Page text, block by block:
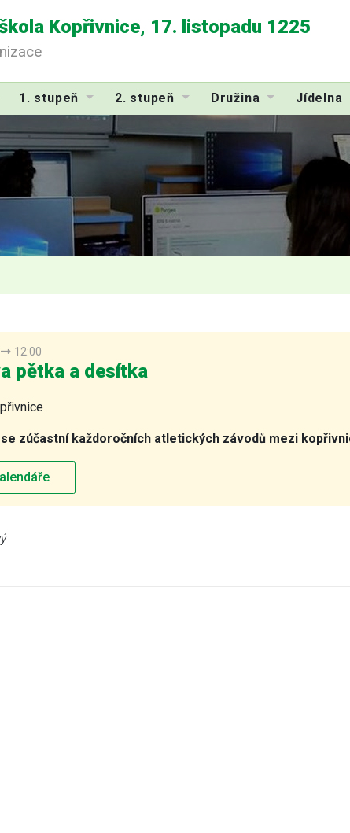
Kopřivnice, 17. listopadu 1225
1. stupeň 2. stupeň Družina Jídelna
12:00
pětka a desítka
zúčastní každoročních atletických závodů mezi